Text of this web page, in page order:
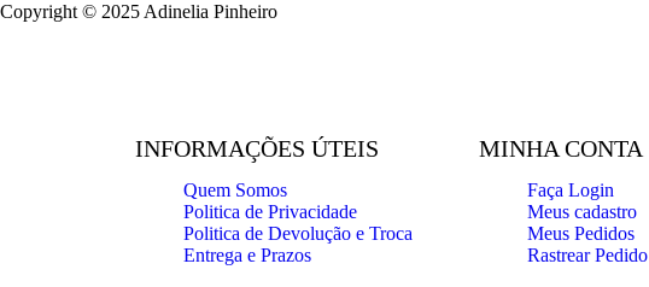
Copyright © 2025 Adinelia Pinheiro
INFORMAÇÕES ÚTEIS
Quem Somos
Politica de Privacidade
Politica de Devolução e Troca
Entrega e Prazos
MINHA CONTA
Faça Login
Meus cadastro
Meus Pedidos
Rastrear Pedido